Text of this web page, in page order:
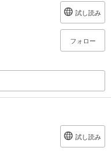
試し読み
フォロー
試し読み